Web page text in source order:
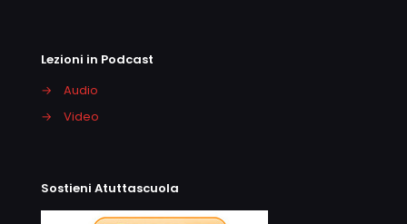
Lezioni in Podcast
→
Audio
→
Video
Sostieni Atuttascuola